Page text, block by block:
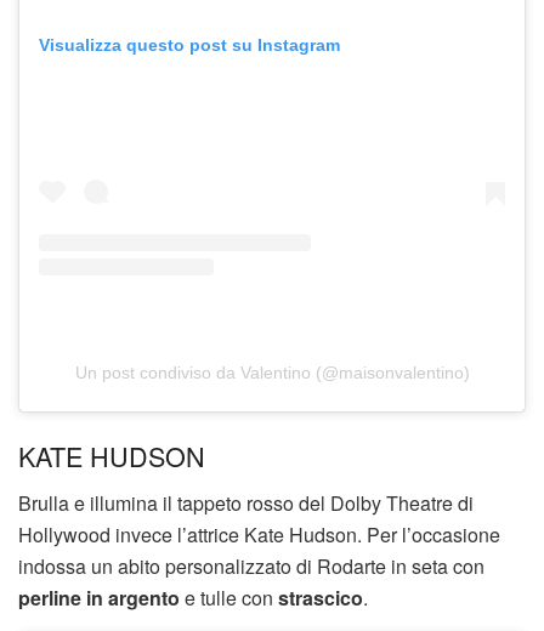
Visualizza questo post su Instagram
Un post condiviso da Valentino (@maisonvalentino)
KATE HUDSON
Brulla e illumina il tappeto rosso del Dolby Theatre di
Hollywood invece l’attrice Kate Hudson. Per l’occasione
indossa un abito personalizzato di Rodarte in seta con
perline in argento e tulle con strascico.